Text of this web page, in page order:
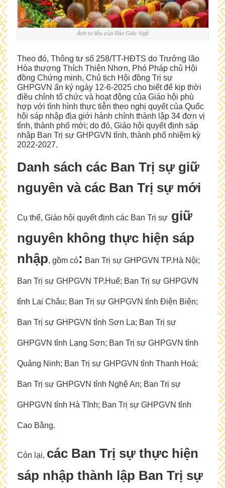
Ảnh tư liệu của Báo Giác Ngộ
Theo đó, Thông tư số 258/TT-HĐTS do Trưởng lão
Hòa thượng Thích Thiện Nhơn, Phó Pháp chủ Hội
đồng Chứng minh, Chủ tịch Hội đồng Trị sự
GHPGVN ấn ký ngày 12-6-2025 cho biết để kịp thời
điều chỉnh tổ chức và hoạt động của Giáo hội phù
hợp với tình hình thực tiễn theo nghị quyết của Quốc
hội sáp nhập địa giới hành chính thành lập 34 đơn vị
tỉnh, thành phố mới; do đó, Giáo hội quyết định sáp
nhập Ban Trị sự GHPGVN tỉnh, thành phố nhiệm kỳ
2022-2027.
Danh sách các Ban Trị sự giữ
nguyên và các Ban Trị sự mới
Cụ thể, Giáo hội quyết định các Ban Trị sựgiữ
nguyên không thực hiện sáp
nhập, gồm có: Ban Trị sự GHPGVN TP.Hà Nội;
Ban Trị sự GHPGVN TP.Huế; Ban Trị sự GHPGVN
tỉnh Lai Châu; Ban Trị sự GHPGVN tỉnh Điện Biên;
Ban Trị sự GHPGVN tỉnh Sơn La; Ban Trị sự
GHPGVN tỉnh Lạng Sơn; Ban Trị sự GHPGVN tỉnh
Quảng Ninh; Ban Trị sự GHPGVN tỉnh Thanh Hoá;
Ban Trị sự GHPGVN tỉnh Nghệ An; Ban Trị sự
GHPGVN tỉnh Hà Tĩnh; Ban Trị sự GHPGVN tỉnh
Cao Bằng.
Còn lại, các Ban Trị sự thực hiện
sáp nhập thành lập Ban Trị sự